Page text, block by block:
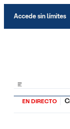
Accede sin límites
EN DIRECTO